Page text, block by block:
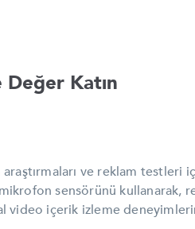
Katın
ve reklam testleri
sensörünü kullanarak,
içerik izleme